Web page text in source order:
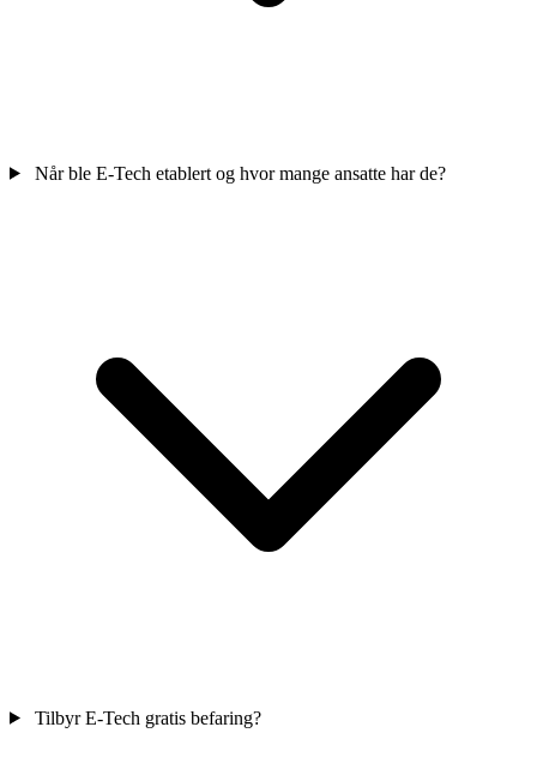
Når ble E-Tech etablert og hvor mange ansatte har de?
Tilbyr E-Tech gratis befaring?